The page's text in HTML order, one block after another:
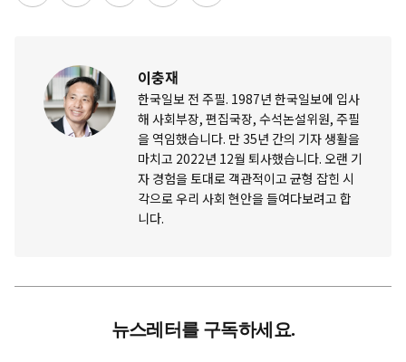
이충재
한국일보 전 주필. 1987년 한국일보에 입사
해 사회부장, 편집국장, 수석논설위원, 주필
을 역임했습니다. 만 35년 간의 기자 생활을
마치고 2022년 12월 퇴사했습니다. 오랜 기
자 경험을 토대로 객관적이고 균형 잡힌 시
각으로 우리 사회 현안을 들여다보려고 합
니다.
뉴스레터를 구독하세요.